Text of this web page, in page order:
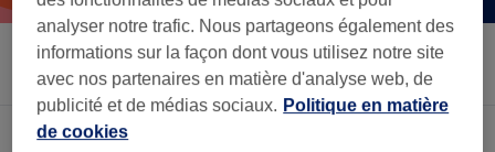
Trier par Salons Offres Express Note
analyser notre trafic. Nous partageons également des
informations sur la façon dont vous utilisez notre site
avec nos partenaires en matière d'analyse web, de
publicité et de médias sociaux. Politique en matière
de cookies